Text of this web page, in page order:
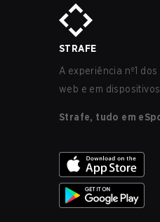
STRAFE
A experiência nº1
web e em dispositivos
Strafe, tudo em